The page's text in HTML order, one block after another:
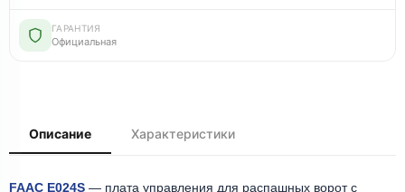
ГАРАНТИЯ
Официальная
Описание Характеристики
FAAC E024S — плата управления для распашных ворот с